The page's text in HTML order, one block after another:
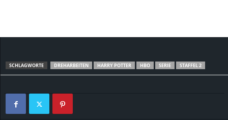
SCHLAGWORTE DREHARBEITEN HARRY POTTER HBO SERIE STAFFEL 2